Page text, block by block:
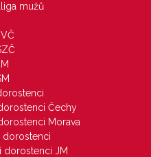
mužů
Čechy
Morava
dorostenci
dorostenci JM